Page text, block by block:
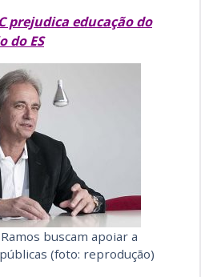
prejudica educação do
do ES
buscam apoiar a
(foto: reprodução)